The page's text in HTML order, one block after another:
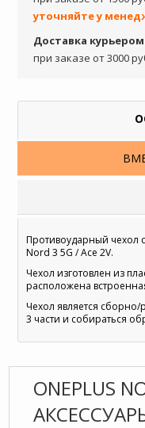
уточняйте у
Доставка
при заказе от 3000
Противоударный чехол
Nord 3 5G / Ace 2V.
Чехол изготовлен из
расположена
Чехол является
3 части и собираться
ONEPLUS